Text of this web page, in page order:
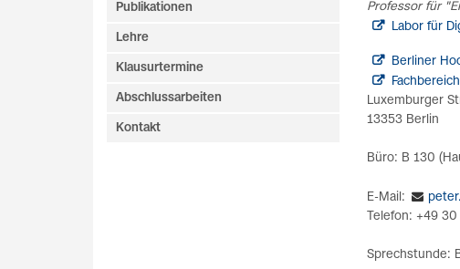
Professor für
Labor für
Berliner
Luxemburger
13353 Berlin
Büro: B 130
E-Mail:
Telefon: +49
Sprechstunde:
Publikationen
Lehre
Klausurtermine
Abschlussarbeiten
Kontakt